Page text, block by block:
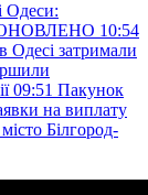
Одеси:
ОНОВЛЕНО 10:54
Одесі затримали
09:51 Пакунок
на виплату
Білгород-